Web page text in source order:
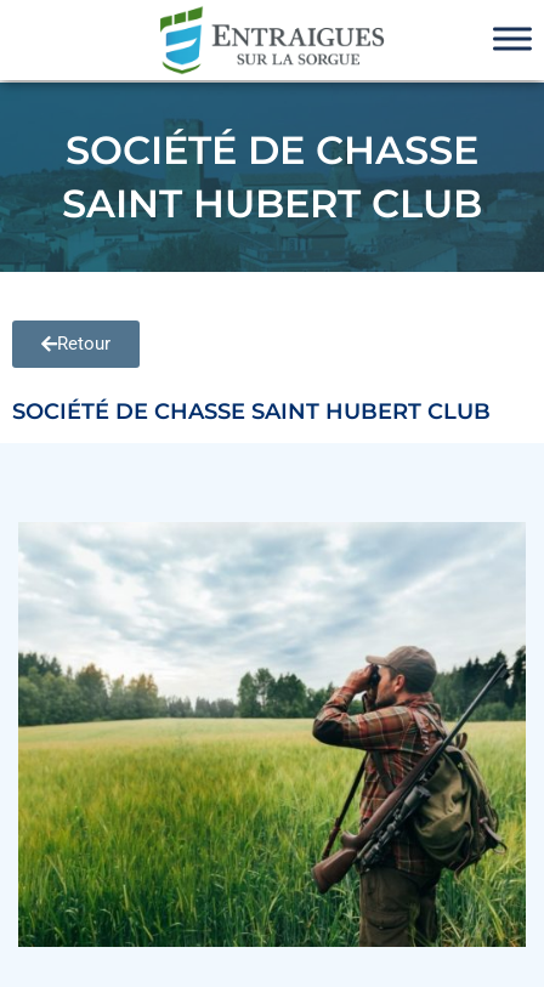
SOCIÉTÉ DE CHASSE
SAINT HUBERT CLUB
Retour
SOCIÉTÉ DE CHASSE SAINT HUBERT CLUB